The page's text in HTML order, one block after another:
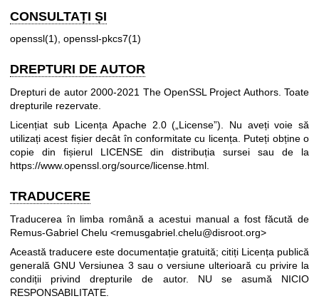
CONSULTAȚI ȘI
openssl(1) openssl-pkcs7(1)
DREPTURI DE AUTOR
Drepturi de autor 2000-2021 The OpenSSL Project Authors. Toate
drepturile rezervate.
Licențiat sub Licența Apache 2.0 („License”). Nu aveți voie să
utilizați acest fișier decât în conformitate cu licența. Puteți obține o
copie din fișierul LICENSE din distribuția sursei sau de la
https://www.openssl.org/source/license.html
TRADUCERE
Traducerea în limba română a acestui manual a fost făcută de
Remus-Gabriel Chelu <remusgabriel.chelu@disroot.org>
Această traducere este documentație gratuită; citiți Licența publică
generală GNU Versiunea 3 sau o versiune ulterioară cu privire la
condiții privind drepturile de autor. NU se asumă NICIO
RESPONSABILITATE.